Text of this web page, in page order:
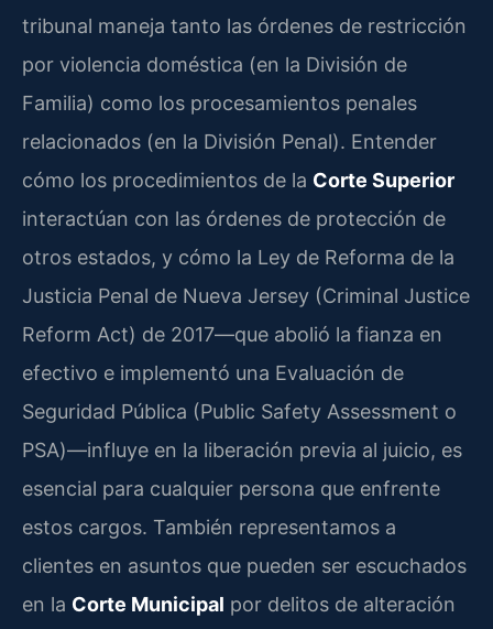
tribunal maneja tanto las órdenes de restricción
por violencia doméstica (en la División de
Familia) como los procesamientos penales
relacionados (en la División Penal). Entender
cómo los procedimientos de la Corte Superior
interactúan con las órdenes de protección de
otros estados, y cómo la Ley de Reforma de la
Justicia Penal de Nueva Jersey (Criminal Justice
Reform Act) de 2017—que abolió la fianza en
efectivo e implementó una Evaluación de
Seguridad Pública (Public Safety Assessment o
PSA)—influye en la liberación previa al juicio, es
esencial para cualquier persona que enfrente
estos cargos. También representamos a
clientes en asuntos que pueden ser escuchados
en la Corte Municipal por delitos de alteración